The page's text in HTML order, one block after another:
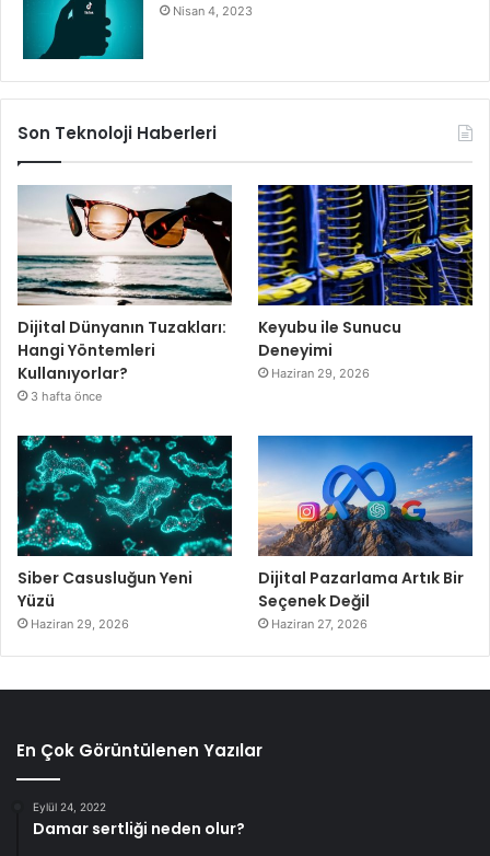
Nisan 4, 2023
Son Teknoloji Haberleri
Dijital Dünyanın Tuzakları:
Hangi Yöntemleri
Kullanıyorlar?
3 hafta önce
Keyubu ile Sunucu
Deneyimi
Haziran 29, 2026
Siber Casusluğun Yeni
Yüzü
Haziran 29, 2026
Dijital Pazarlama Artık Bir
Seçenek Değil
Haziran 27, 2026
En Çok Görüntülenen Yazılar
Eylül 24, 2022
Damar sertliği neden olur?